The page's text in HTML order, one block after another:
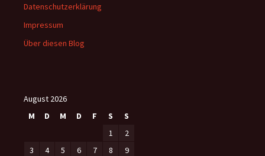
Datenschutzerklärung
Impressum
Über diesen Blog
August 2026
M
D M D F S
S
1
2
3
4 5 6 7 8
9